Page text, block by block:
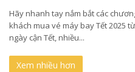
Hãy nhanh tay nắm bắt các
khách mua vé máy bay Tết 2025
ngày cận Tết, nhiều...
Xem nhiều hơn